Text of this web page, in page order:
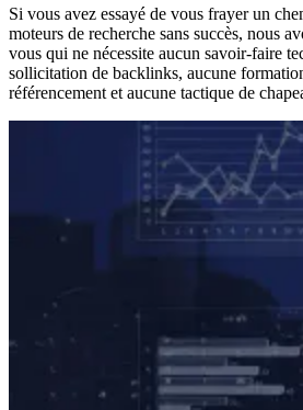
Si vous avez essayé de vous frayer un
moteurs de recherche sans succès, nous
vous qui ne nécessite aucun savoir-faire
sollicitation de backlinks, aucune
référencement et aucune tactique de